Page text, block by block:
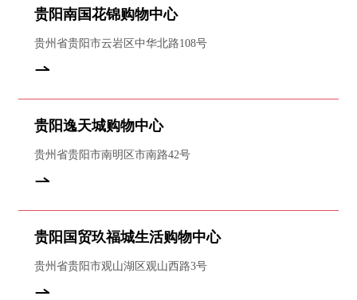
贵阳南国花锦购物中心
贵州省贵阳市云岩区中华北路108号
贵阳逸天城购物中心
贵州省贵阳市南明区市南路42号
贵阳国贸玖福城生活购物中心
贵州省贵阳市观山湖区观山西路3号